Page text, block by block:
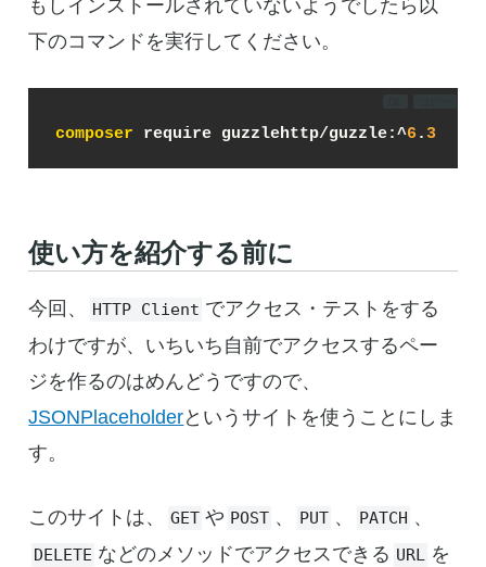
もしインストールされていないようでしたら以
下のコマンドを実行してください。
composer require guzzlehttp/guzzle:^6 .3
使い方を紹介する前に
今回、 HTTP Client でアクセス・テストをする
わけですが、いちいち自前でアクセスするペー
ジを作るのはめんどうですので、
JSONPlaceholderというサイトを使うことにしま
す。
このサイトは、 GET や POST 、 PUT 、 PATCH 、
DELETE などのメソッドでアクセスできる URL を